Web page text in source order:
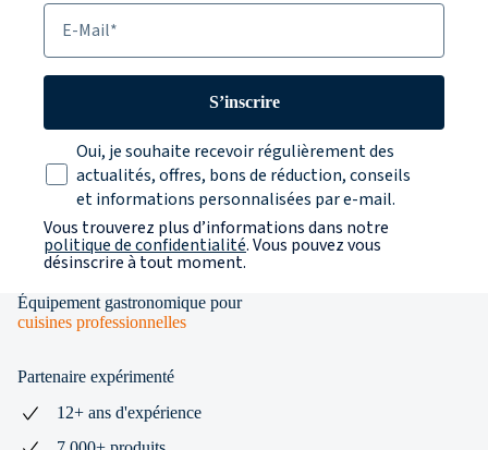
E-Mail
S’inscrire
Texte sur la protection des données
Oui, je souhaite recevoir régulièrement des
actualités, offres, bons de réduction, conseils
et informations personnalisées par e-mail.
Vous trouverez plus d’informations dans notre
politique de confidentialité. Vous pouvez vous
désinscrire à tout moment.
Équipement gastronomique pour
cuisines professionnelles
Partenaire expérimenté
12+ ans d'expérience